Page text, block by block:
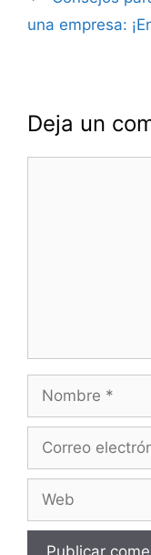
una empresa:
Deja un
electrónico